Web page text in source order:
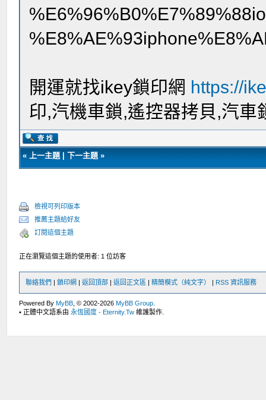
開運就找ikey鎖印網 https://
印,汽機車鎖,遙控器拷貝,汽
«上一主題 |下一主題 »
檢視可列印版本
推薦主題給好友
訂閱這個主題
正在瀏覽這個主題的使用者: 1 位訪客
聯絡我們 |鎖印網 |返回頂部 |返回正文區 |精簡模式（純文字） | RSS 資訊服務
Powered ByMyBB , © 2002-2026MyBB Group
• 正體中文語系由永恆國度 - Eternity.Tw 維護製作.